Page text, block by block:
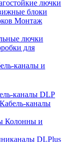
лючки
блоки
Монтаж
лючки
для
каналы и
каналы DLP
Кабель-каналы
Колонны и
DLPlus